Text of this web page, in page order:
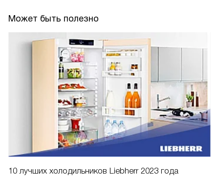
Может быть полезно
10 лучших холодильников Liebherr 2023 года